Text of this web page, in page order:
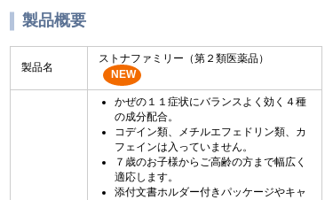
製品概要
製品名
ストナファミリー（第２類医薬品）
NEW
かぜの１１症状にバランスよく効く４種
の成分配合。
コデイン類、メチルエフェドリン類、カ
フェインは入っていません。
７歳のお子様からご高齢の方まで幅広く
適応します。
添付文書ホルダー付きパッケージやキャ